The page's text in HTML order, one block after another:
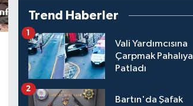
Trend Haberler
Vali Yardımcısına
Çarpmak Pahalıya
Patladı
1
Bartın'da Şafak
2